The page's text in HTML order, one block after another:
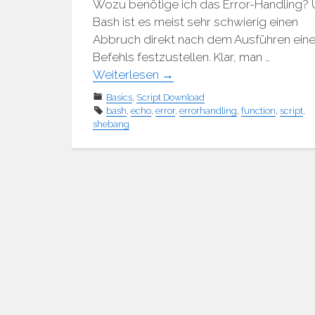
Wozu benötige ich das Error-Handling?
Bash ist es meist sehr schwierig einen
Abbruch direkt nach dem Ausführen
Befehls festzustellen. Klar, man …
Weiterlesen →
Basics Script Download
bash echo error, errorhandling function script
shebang